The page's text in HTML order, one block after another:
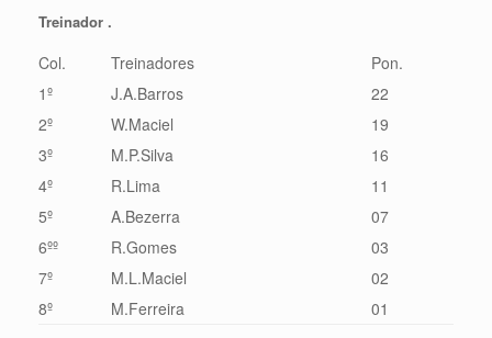
Treinador .
Col. Treinadores
Pon.
1º
J.A.Barros
22
2º
W.Maciel
19
3º
M.P.Silva
16
4º
R.Lima
11
5º
A.Bezerra
07
6ºº
R.Gomes
03
7º
M.L.Maciel
02
8º
M.Ferreira 01